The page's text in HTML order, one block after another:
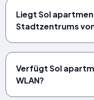
Liegt Sol
Stadtzentrums
Verfügt Sol
WLAN?